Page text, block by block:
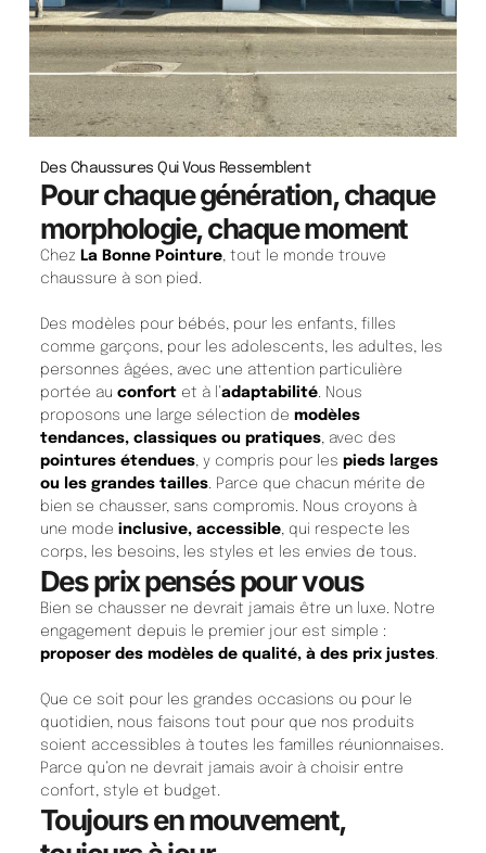
Des Chaussures Qui Vous Ressemblent
Pour chaque génération, chaque
morphologie, chaque moment
Chez La Bonne Pointure, tout le monde trouve
chaussure à son pied.
Des modèles pour bébés, pour les enfants, filles
comme garçons, pour les adolescents, les adultes, les
personnes âgées, avec une attention particulière
portée au confortet à l’adaptabilité. Nous
proposons une large sélection de modèles
tendances, classiques ou pratiques, avec des
pointures étendues, y compris pour les pieds larges
ou les grandes tailles. Parce que chacun mérite de
bien se chausser, sans compromis. Nous croyons à
une mode inclusive, accessible, qui respecte les
corps, les besoins, les styles et les envies de tous.
Des prix pensés pour vous
Bien se chausser ne devrait jamais être un luxe. Notre
engagement depuis le premier jour est simple :
proposer des modèles de qualité, à des prix justes.
Que ce soit pour les grandes occasions ou pour le
quotidien, nous faisons tout pour que nos produits
soient accessibles à toutes les familles réunionnaises.
Parce qu’on ne devrait jamais avoir à choisir entre
confort, style et budget.
Toujours en mouvement,